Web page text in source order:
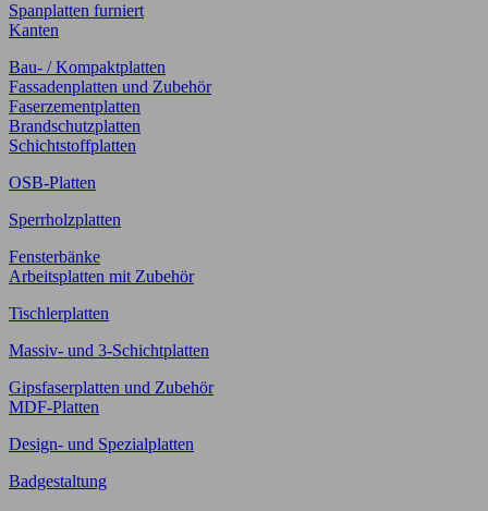
Spanplatten furniert
Kanten
Bau- / Kompaktplatten
Fassadenplatten und Zubehör
Faserzementplatten
Brandschutzplatten
Schichtstoffplatten
OSB-Platten
Sperrholzplatten
Fensterbänke
Arbeitsplatten mit Zubehör
Tischlerplatten
Massiv- und 3-Schichtplatten
Gipsfaserplatten und Zubehör
MDF-Platten
Design- und Spezialplatten
Badgestaltung